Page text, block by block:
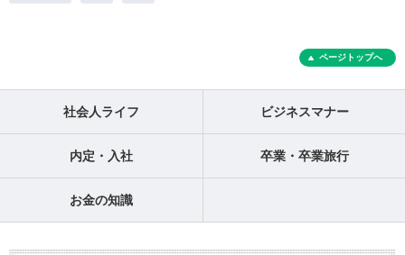
ページトップへ
社会人ライフ ビジネスマナー
内定・入社 卒業・卒業旅行
お金の知識